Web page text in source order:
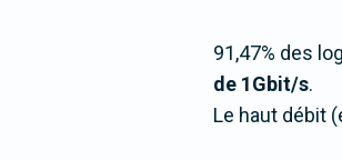
91,47% des
de 1Gbit/s.
Le haut débit